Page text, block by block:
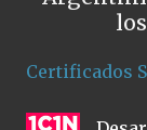
Certificados